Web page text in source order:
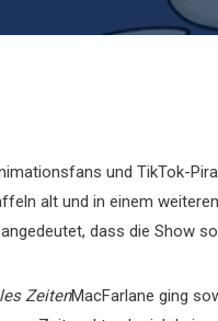
und TikTok-
alt und in einem
dass die Show
ZeitenMacFarlane ging